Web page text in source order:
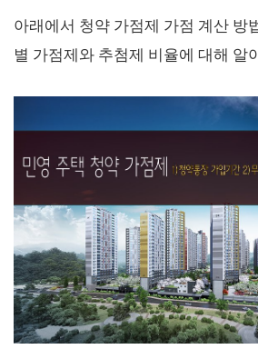
아래에서 청약 가점제 가점 계산 방
별 가점제와 추첨제 비율에 대해 알